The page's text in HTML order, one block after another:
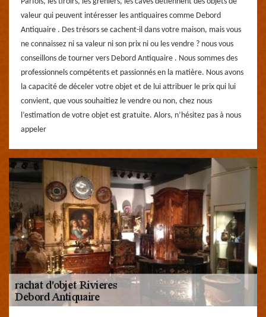
valeur qui peuvent intéresser les antiquaires comme Debord
Antiquaire . Des trésors se cachent-il dans votre maison, mais vous
ne connaissez ni sa valeur ni son prix ni ou les vendre ? nous vous
conseillons de tourner vers Debord Antiquaire . Nous sommes des
professionnels compétents et passionnés en la matière. Nous avons
la capacité de déceler votre objet et de lui attribuer le prix qui lui
convient, que vous souhaitiez le vendre ou non, chez nous
l’estimation de votre objet est gratuite. Alors, n’hésitez pas à nous
appeler